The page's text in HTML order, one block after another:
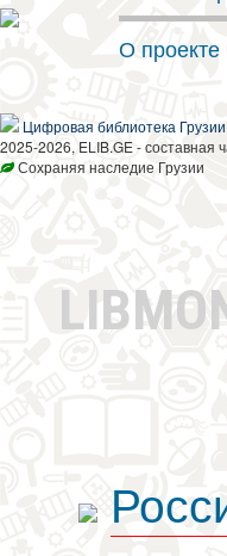
О проекте
Цифровая библиотека Грузии
2025-2026, ELIB.GE - составная
Сохраняя наследие Грузии